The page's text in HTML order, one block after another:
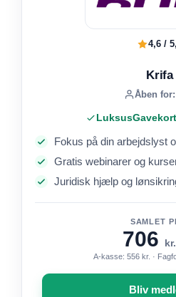
4,6 /
Krifa
Åben
Fokus på din arbejdslyst
Gratis webinarer og
Juridisk hjælp og
SAMLET
706
A-kasse: 556 kr. ·
Bliv